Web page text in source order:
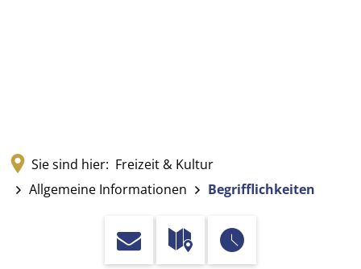
Sie sind hier: Freizeit & Kultur
Allgemeine Informationen
Begrifflichkeiten